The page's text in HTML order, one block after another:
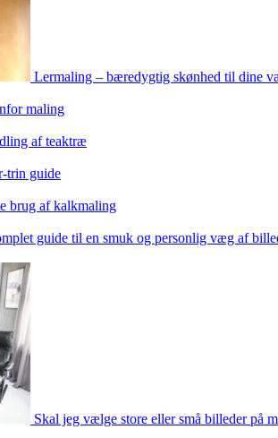
Lermaling – bæredygtig skønhed til dine
maling
af teaktræ
trin guide
brug af kalkmaling
guide til en smuk og personlig væg af
Skal jeg vælge store eller små billeder på